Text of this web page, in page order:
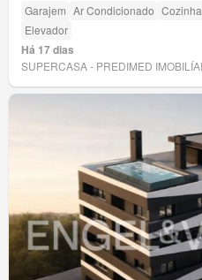
Garajem Ar Condicionado
Elevador
Há 17 dias
SUPERCASA - PREDIMED